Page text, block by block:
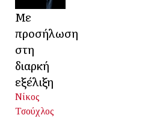
Με
προσήλωση
στη
διαρκή
εξέλιξη
Νίκος
Τσούχλος